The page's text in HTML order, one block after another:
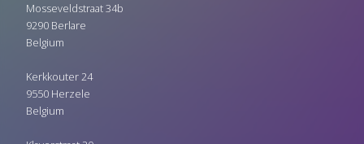
Mosseveldstraat 34b
9290 Berlare
Belgium
Kerkkouter 24
9550 Herzele
Belgium